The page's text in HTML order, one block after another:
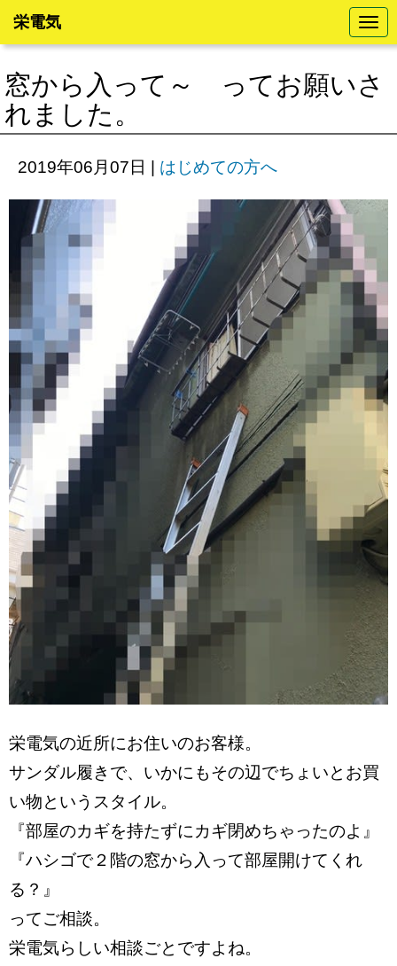
N
a
v
g
a
o
栄電気
窓から入って～ ってお願いさ
れました。
2019年06月07日 | はじめての方へ
栄電気の近所にお住いのお客様。
サンダル履きで、いかにもその辺でちょいとお買
い物というスタイル。
『部屋のカギを持たずにカギ閉めちゃったのよ』
『ハシゴで２階の窓から入って部屋開けてくれ
る？』
ってご相談。
栄電気らしい相談ごとですよね。